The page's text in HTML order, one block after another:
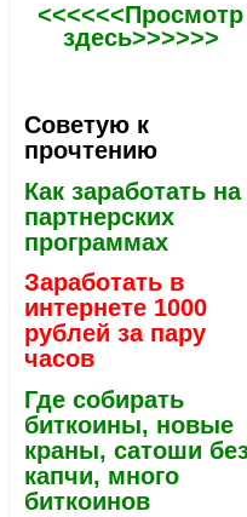
<<<<<<Просмотр
здесь>>>>>>
Советую к
прочтению
Как заработать на
партнерских
программах
Заработать в
интернете 1000
рублей за пару
часов
Где собирать
биткоины, новые
краны, сатоши
капчи, много
биткоинов